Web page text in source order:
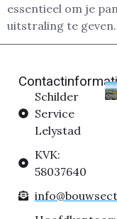
essentieel om je
uitstraling te
Schilder
Service
Lelystad
KVK:
58037640